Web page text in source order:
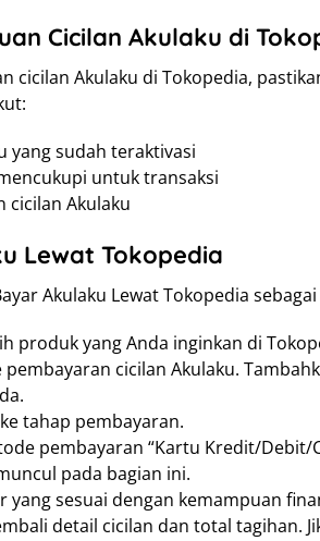
Cicilan Akulaku di
cicilan Akulaku di Tokopedia,
yang sudah teraktivasi
untuk transaksi
cicilan Akulaku
Lewat Tokopedia
Akulaku Lewat Tokopedia
produk yang Anda inginkan di
cicilan Akulaku.
tahap pembayaran.
pembayaran “Kartu Kredit/Debit/
pada bagian ini.
yang sesuai dengan kemampuan
detail cicilan dan total tagihan.